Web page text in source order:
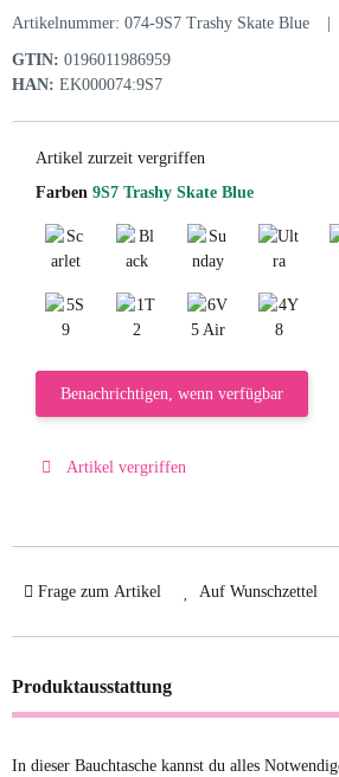
Artikelnummer: 074-9S7 Trashy Skate Blue
GTIN: 0196011986959
HAN: EK000074:9S7
Artikel zurzeit vergriffen
Farben 9S7 Trashy Skate Blue
Benachrichtigen, wenn verfügbar
Artikel vergriffen
Frage zum Artikel Auf Wunschzettel
Produktausstattung
In dieser Bauchtasche kannst du alles